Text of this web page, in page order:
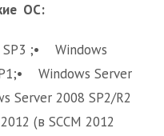
ОС:
;• Windows
Windows Server
Server 2008 SP2/R2
(в SCCM 2012